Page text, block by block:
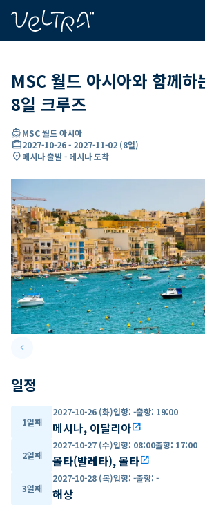
MSC 월드 아시아와 함께하
8일 크루즈
directions_boatMSC 월드 아시아
card_travel2027-10-26- 2027-11-02 (8일)
location_on메시나 출발 - 메시나 도착
keyboard_arrow_leftPrevious slide
일정
1일째
2027-10-26 (화)입항: -출항: 19:00
메시나, 이탈리아open_in_new
2일째
2027-10-27 (수)입항: 08:00출항: 17:00
몰타(발레타), 몰타open_in_new
3일째
2027-10-28 (목)입항: -출항: -
해상